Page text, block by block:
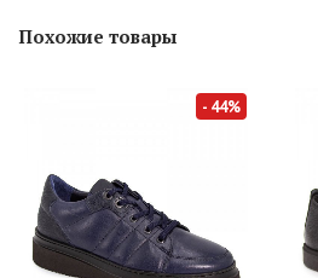
Похожие товары
- 44%